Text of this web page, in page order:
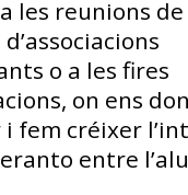
les reunions de
o a les fires
on ens
fem créixer
entre